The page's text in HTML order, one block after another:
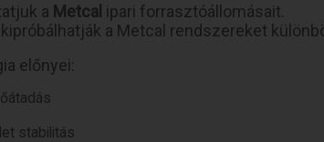
a Metcal ipari forrasztóállomásait.
a Metcal rendszereket
előnyei:
stabilitás